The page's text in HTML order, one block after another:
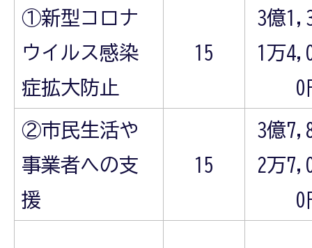
①新型コロナ
ウイルス感染
症拡大防止
15
3億
1万
0
②市民生活や
事業者への支
援
15
3億
2万
0